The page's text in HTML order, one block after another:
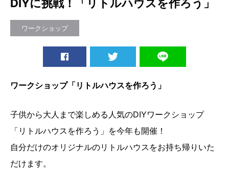
DIYに挑戦！「リトルハウスを作ろう」
ワークショップ
ワークショップ「リトルハウスを作ろう」
子供から大人まで楽しめる人気のDIYワークショップ
「リトルハウスを作ろう」を今年も開催！
自分だけのオリジナルのリトルハウスをお持ち帰りいた
だけます。